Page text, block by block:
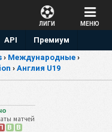
ЛИГИ МЕНЮ
API Премиум
› Международные ›
› Англия U19
матчей
В
В